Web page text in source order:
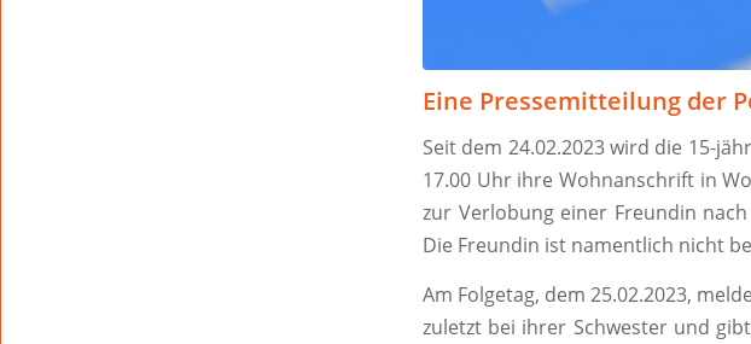
Eine Pressemitteilung der
Seit dem 24.02.2023 wird die 15-
17.00 Uhr ihre Wohnanschrift in
zur Verlobung einer Freundin
Die Freundin ist namentlich nicht
Am Folgetag, dem 25.02.2023,
zuletzt bei ihrer Schwester und